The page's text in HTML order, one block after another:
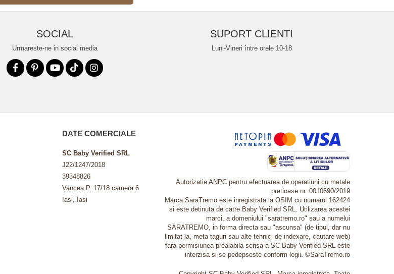
SOCIAL
Urmareste-ne in social media
SUPORT CLIENTI
Luni-Vineri între orele 10-18
DATE COMERCIALE
SC Baby Verified SRL
J22/1247/2018
39348826
Vancea P. 17/18 camera 6
Iasi, Iasi
Autorizatie ANPC pentru efectuarea de operatiuni cu metale
pretioase nr. 0010690/2019
Marca SaraTremo este inregistrata la OSIM cu numarul 162424
si este detinuta de catre Baby Verified SRL. Utilizarea acestei
marci, a domeniului "saratremo.ro" sau a numelui
SARATREMO, in forma directa sau "ascunsa" (de tipul, dar nu
limitat la, meta taguri sau alte tehnici de indexare, cautare web)
fara permisiunea prealabila scrisa a SC Baby Verified SRL este
interzisa si se pedepseste conform legii. ©SaraTremo.ro